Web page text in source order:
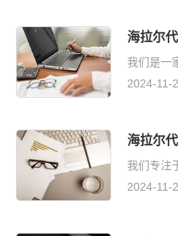
海拉尔
我们是一
2024-11-
海拉尔
我们专注
2024-11-